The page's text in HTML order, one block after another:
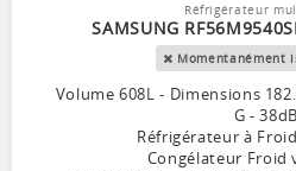
Réfrigérateur
SAMSUNG
Momentanément
Volume 608L - Dimensions
G - 38dB
Réfrigérateur à
Congélateur Froid